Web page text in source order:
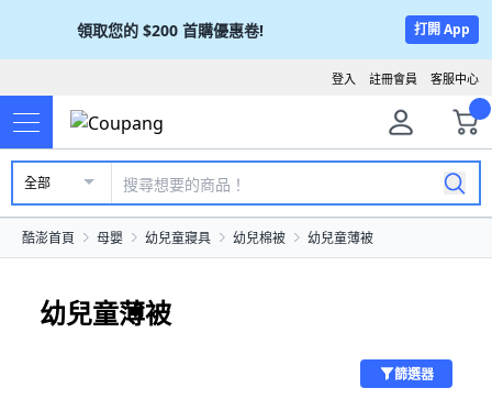
領取您的 $200 首購優惠卷! 打開 App
客服中心
註冊會員
登入
全部
酷澎首頁 母嬰 幼兒童寢具 幼兒棉被 幼兒童薄被
幼兒童薄被
篩選器